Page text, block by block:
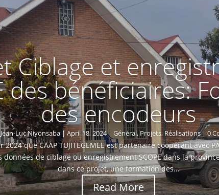
Ciblage et
des bénéficiaires:
des encodeurs
Jean-Luc Niyonsaba| April 18, 2024| Général, Projets, Réalisations| 0
2024 que CAAP TUJITEGEMEE est partenaire coopérant
données de ciblage ou enregistrement SCOPE dans la
dans ce projet, une formation des…
Read More